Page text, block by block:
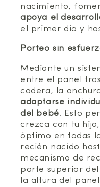
nacimiento,
apoya el
el primer día y
Porteo sin
Mediante un
entre el panel
cadera, la
adaptarse
del bebé. Esto
crezca con tu
óptimo en todas
recién nacido
mecanismo de
parte superior
la altura del